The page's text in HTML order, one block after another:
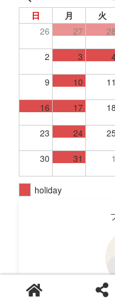
日 月 火
26
27 28
2 3
9 10 11
16 17 18
23 24
30 31 1
holiday